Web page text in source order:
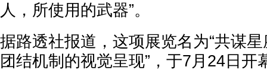
人，所使用的武器”。
据路透社报道，这项展览名为“共谋
团结机制的视觉呈现”，于7月24日开